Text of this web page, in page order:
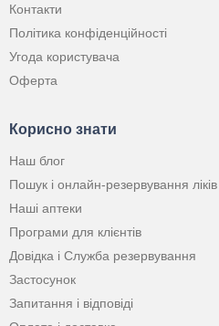
Контакти
Політика конфіденційності
Угода користувача
Оферта
Корисно знати
Наш блог
Пошук і онлайн-резервування ліків
Наші аптеки
Програми для клієнтів
Довідка і Служба резервування
Застосунок
Запитання і відповіді